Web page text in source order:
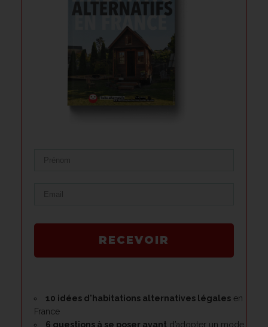
RECEVOIR
10 idées d'habitations alternatives légales en
France
6 questions à se poser avant d’adopter un mode